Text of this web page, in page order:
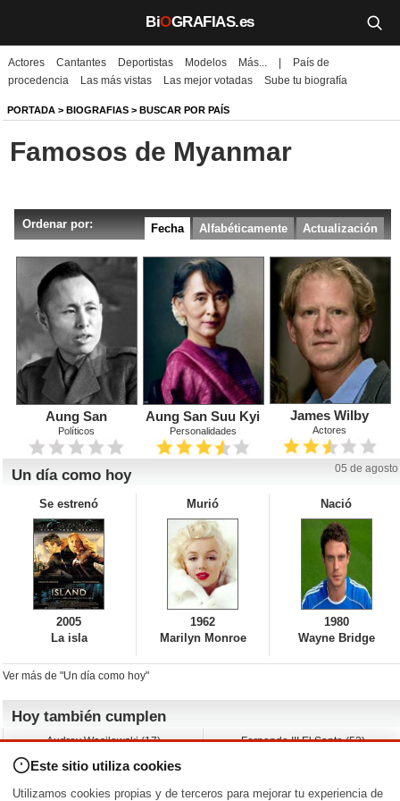
BiOGRAFIAS.es
Biografías
Películas
TV
Un día como hoy
Videos
Galerías
Noticias
Iniciar sesión Crear cuenta
Actores Cantantes Deportistas Modelos Más...
País de
procedencia
Las más vistas Las mejor votadas Sube tu biografía
PORTADA > BIOGRAFIAS > BUSCAR POR PAÍS
Famosos de Myanmar
Ordenar por: Actualización
Alfabéticamente
Fecha
Aung San
Políticos
Aung San Suu Kyi
Personalidades
James Wilby
Actores
Un día como hoy 05 de agosto
Se estrenó
2005
La isla
Murió
1962
Marilyn Monroe
Nació
1980
Wayne Bridge
Ver más de "Un día como hoy"
Hoy también cumplen
Audrey Wasilewski (17)
Angie Cole (40)
Paul Kasey (53)
Fernando III El Santo (52)
Leonardo Leo (50)
Este sitio utiliza cookies
Utilizamos cookies propias y de terceros para mejorar tu experiencia de